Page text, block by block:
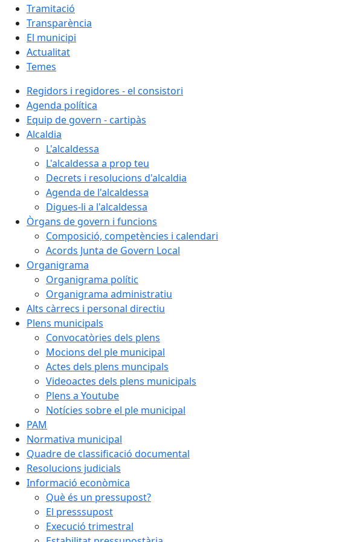
Tramitació
Transparència
El municipi
Actualitat
Temes
Regidors i regidores - el consistori
Agenda política
Equip de govern - cartipàs
Alcaldia
L'alcaldessa
L'alcaldessa a prop teu
Decrets i resolucions d'alcaldia
Agenda de l'alcaldessa
Digues-li a l'alcaldessa
Òrgans de govern i funcions
Composició, competències i calendari
Acords Junta de Govern Local
Organigrama
Organigrama polític
Organigrama administratiu
Alts càrrecs i personal directiu
Plens municipals
Convocatòries dels plens
Mocions del ple municipal
Actes dels plens muncipals
Videoactes dels plens municipals
Plens a Youtube
Notícies sobre el ple municipal
PAM
Normativa municipal
Quadre de classificació documental
Resolucions judicials
Informació econòmica
Què és un pressupost?
El presssupost
Execució trimestral